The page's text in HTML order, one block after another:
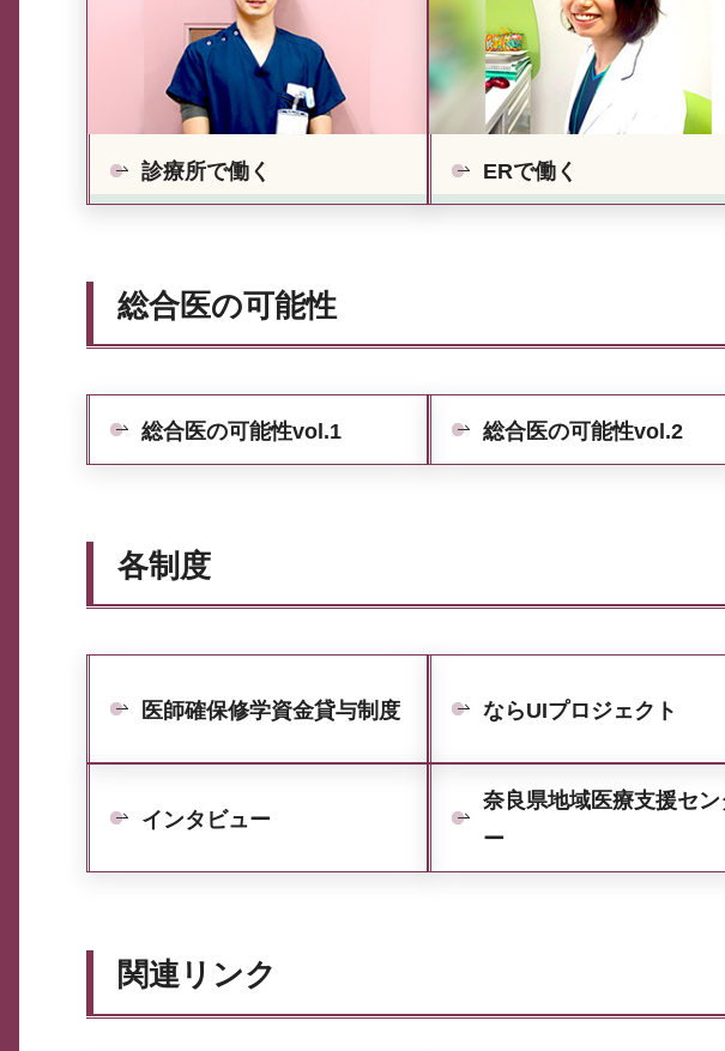
診療所で働く ERで働く
総合医の可能性
総合医の可能性vol.1 総合医の可能性vol.2
各制度
医師確保修学資金貸与制度 ならUIプロジェクト
インタビュー
奈良県地域医療支援セン
ー
関連リンク